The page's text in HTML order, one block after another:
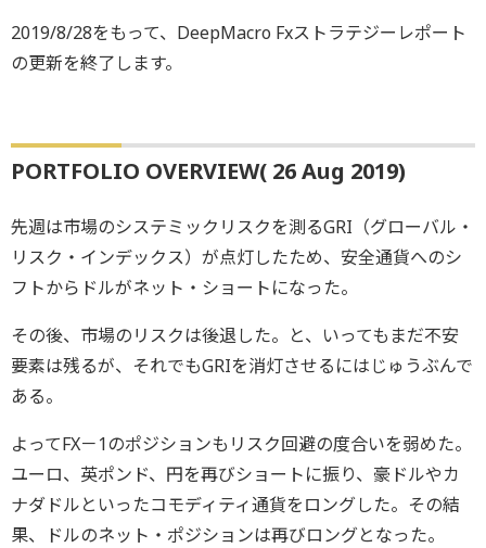
2019/8/28をもって、DeepMacro Fxストラテジーレポート
の更新を終了します。
PORTFOLIO OVERVIEW( 26 Aug 2019)
先週は市場のシステミックリスクを測るGRI（グローバル・
リスク・インデックス）が点灯したため、安全通貨へのシ
フトからドルがネット・ショートになった。
その後、市場のリスクは後退した。と、いってもまだ不安
要素は残るが、それでもGRIを消灯させるにはじゅうぶんで
ある。
よってFX－1のポジションもリスク回避の度合いを弱めた。
ユーロ、英ポンド、円を再びショートに振り、豪ドルやカ
ナダドルといったコモディティ通貨をロングした。その結
果、ドルのネット・ポジションは再びロングとなった。